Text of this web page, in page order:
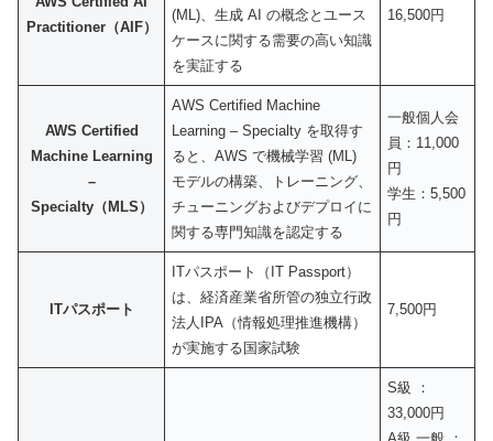
Practitioner（AIF）
(ML)、生成 AI の概念とユース
ケースに関する需要の高い知識
を実証する
16,500円
AWS Certified
Machine Learning
–
Specialty（MLS）
AWS Certified Machine
Learning – Specialty を取得す
ると、AWS で機械学習 (ML)
モデルの構築、トレーニング、
チューニングおよびデプロイに
関する専門知識を認定する
一般個人会
員：11,000
円
学生：5,500
円
ITパスポート
ITパスポート（IT Passport）
は、経済産業省所管の独立行政
法人IPA（情報処理推進機構）
が実施する国家試験
7,500円
S級 ：
33,000円